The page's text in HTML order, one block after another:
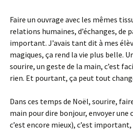
Faire un ouvrage avec les mêmes
relations humaines, d’échanges, de
important. J’avais tant dit à mes
magiques, ça rend la vie plus belle.
sourire, un geste de la main, c’est
rien. Et pourtant, ça peut tout
Dans ces temps de Noël, sourire,
main pour dire bonjour, envoyer une
c’est encore mieux), c’est important,